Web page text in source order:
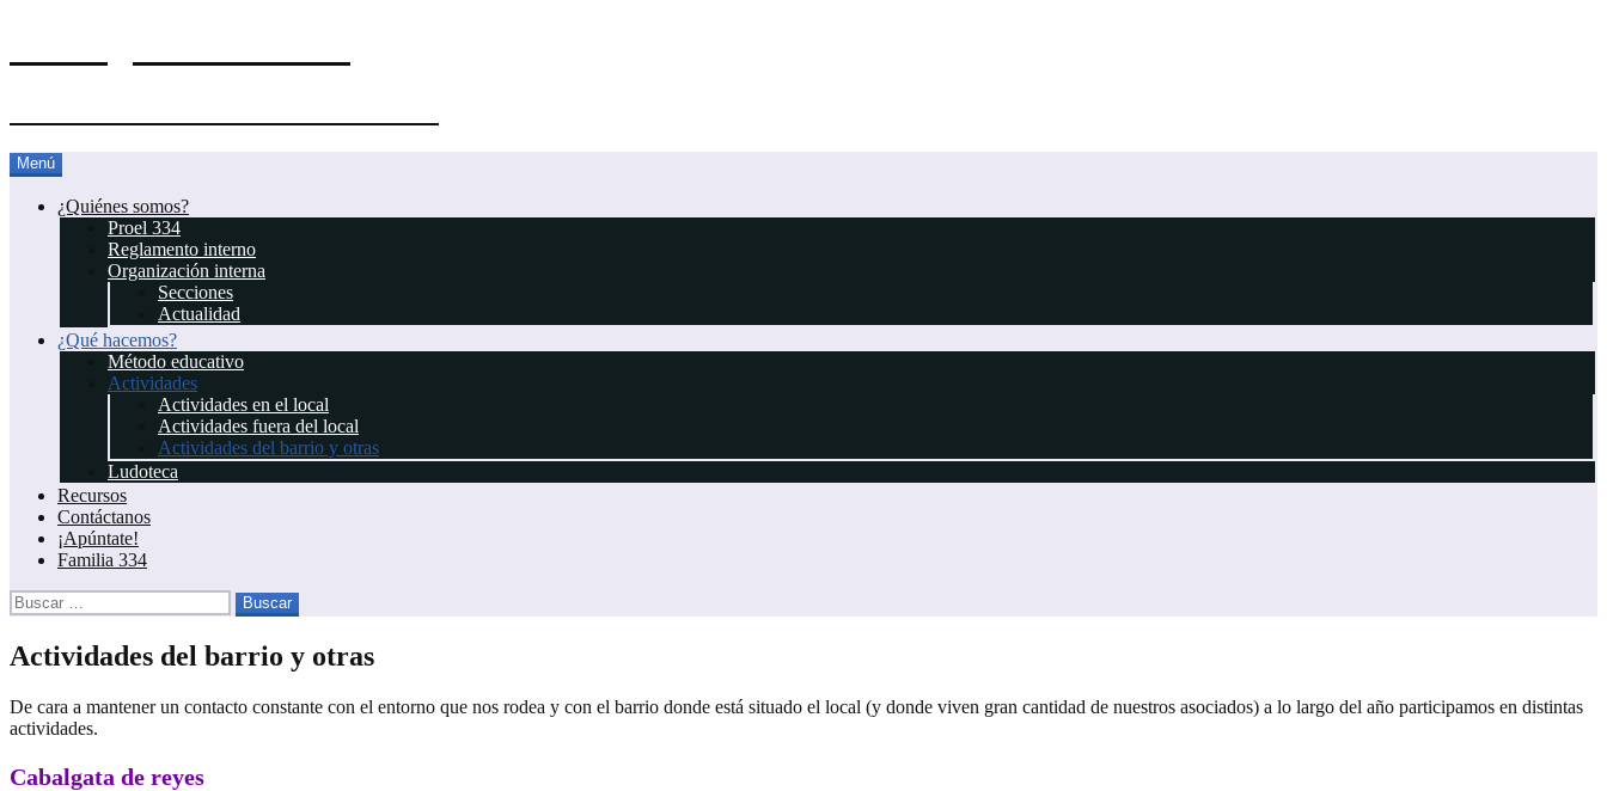
Menú
al
contenido
¿Quiénes somos?
Proel 334
Reglamento interno
Organización interna
Secciones
Actualidad
¿Qué hacemos?
Método educativo
Actividades
Actividades en el local
Actividades fuera del local
Actividades del barrio y otras
Ludoteca
Recursos
Contáctanos
¡Apúntate!
Familia 334
Buscar:
Actividades del barrio y otras
De cara a mantener un contacto constante con el entorno que nos rodea y con el barrio donde está situado el local (y donde viven gran cantidad de nuestros asociados) a lo largo del año participamos en distintas
actividades.
Cabalgata de reyes